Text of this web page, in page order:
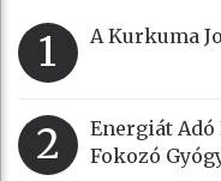
1 A Kurkuma
2
Energiát
Fokozó